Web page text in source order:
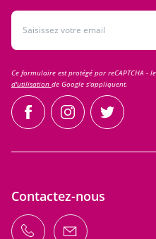
Adresse email
Ce formulaire est protégé par reCAPTCHA -
d'utilisation de Google s'appliquent.
facebookinstagramtwitter
Contactez-nous